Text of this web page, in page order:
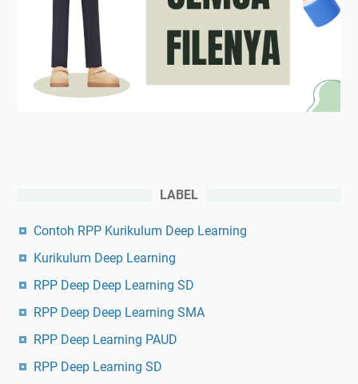
LABEL
Contoh RPP Kurikulum Deep Learning
Kurikulum Deep Learning
RPP Deep Deep Learning SD
RPP Deep Deep Learning SMA
RPP Deep Learning PAUD
RPP Deep Learning SD